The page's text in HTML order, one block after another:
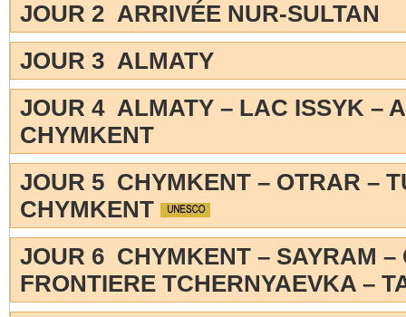
JOUR 2 ARRIVÉE NUR-SULTAN
JOUR 3 ALMATY
JOUR 4 ALMATY – LAC ISSYK –
CHYMKENT
JOUR 5 CHYMKENT – OTRAR –
CHYMKENT
JOUR 6 CHYMKENT – SAYRAM –
FRONTIERE TCHERNYAEVKA –